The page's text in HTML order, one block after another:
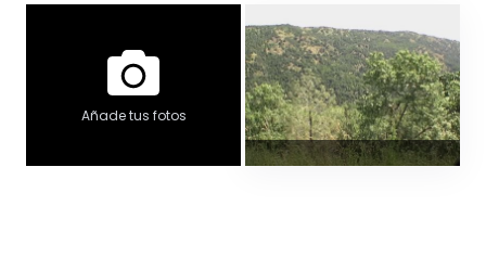
Añade tus fotos